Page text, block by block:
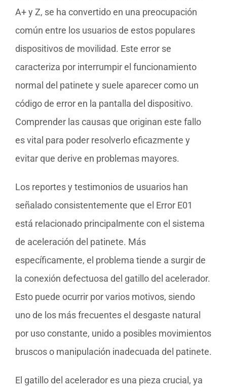
A+ y Z, se ha convertido en una preocupación
común entre los usuarios de estos populares
dispositivos de movilidad. Este error se
caracteriza por interrumpir el funcionamiento
normal del patinete y suele aparecer como un
código de error en la pantalla del dispositivo.
Comprender las causas que originan este fallo
es vital para poder resolverlo eficazmente y
evitar que derive en problemas mayores.
Los reportes y testimonios de usuarios han
señalado consistentemente que el Error E01
está relacionado principalmente con el sistema
de aceleración del patinete. Más
específicamente, el problema tiende a surgir de
la conexión defectuosa del gatillo del acelerador.
Esto puede ocurrir por varios motivos, siendo
uno de los más frecuentes el desgaste natural
por uso constante, unido a posibles movimientos
bruscos o manipulación inadecuada del patinete.
El gatillo del acelerador es una pieza crucial, ya